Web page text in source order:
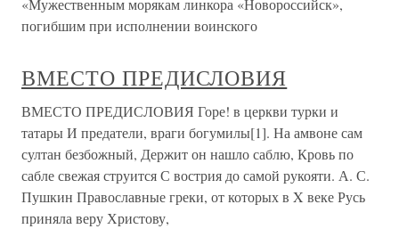
«Мужественным морякам линкора «Новороссийск»,
погибшим при исполнении воинского
ВМЕСТО ПРЕДИСЛОВИЯ
ВМЕСТО ПРЕДИСЛОВИЯ Горе! в церкви турки и
татары И предатели, враги богумилы[1]. На амвоне сам
султан безбожный, Держит он нашло саблю, Кровь по
сабле свежая струится С вострия до самой рукояти. А. С.
Пушкин Православные греки, от которых в X веке Русь
приняла веру Христову,